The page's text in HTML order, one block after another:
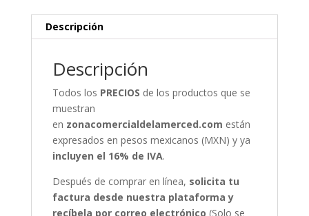
Descripción
Descripción
Todos los PRECIOS de los productos que se
muestran
en zonacomercialdelamerced.com están
expresados en pesos mexicanos (MXN) y ya
incluyen el 16% de IVA.
Después de comprar en línea, solicita tu
factura desde nuestra plataforma y
recíbela por correo electrónico (Solo se